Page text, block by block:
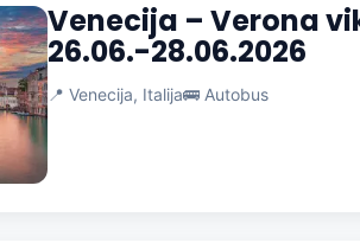
Venecija – Verona
26.06.-28.06.2026
📍 Venecija, Italija🚌 Autobus